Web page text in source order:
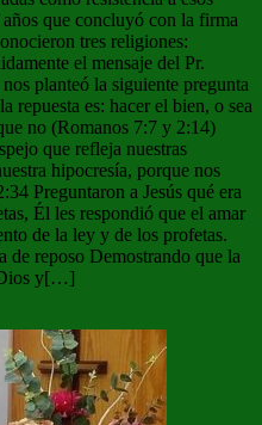
que concluyó con la firma
tres religiones:
el mensaje del Pr.
planteó la siguiente pregunta
repuesta es: hacer el bien, o sea
no (Romanos 7:7 y 2:14)
que refleja nuestras
hipocresía, porque nos
Preguntaron a Jesús qué era
Él les respondió que el amar
de la ley y de los profetas.
de reposo Demostrando que la
Dios y[…]